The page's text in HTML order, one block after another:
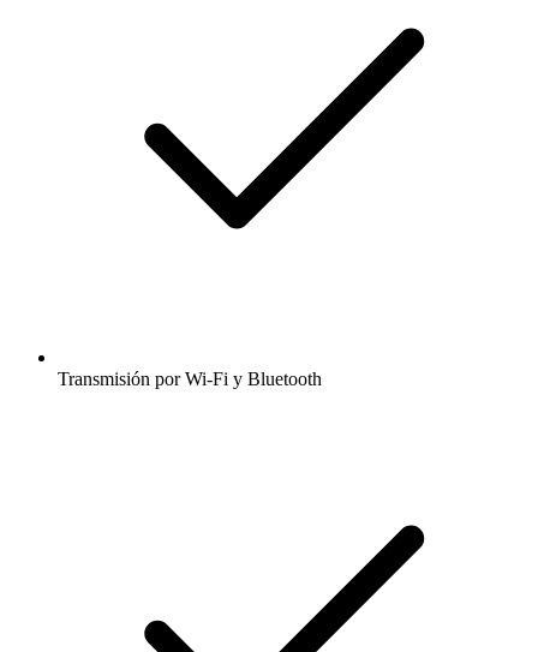
Transmisión por Wi-Fi y Bluetooth